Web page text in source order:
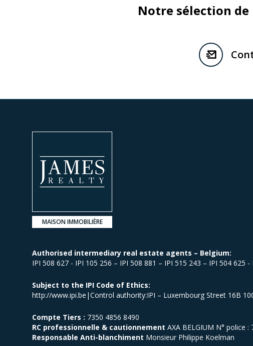
Notre sélection de
MAISON IMMOBILIÈRE
Authorised intermediary real estate agents – Belgium:
IPI 508 627 - IPI 105 256 – IPI 508 881 – IPI 515 243 – IPI 504 625 -
Subject to the IPI Code of Ethics:
http://www.ipi.be|Control authority:IPI – Luxembourg Street 16B
Compte Tiers : 7350 4856 8490
RC professionnelle & cautionnement AXA BELGIUM N° police :
Responsable Anti-blanchiment Monsieur Philippe Koelman